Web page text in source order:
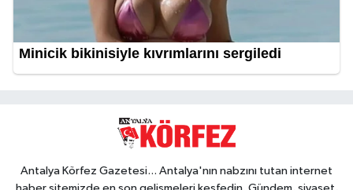
Antalya Körfez Gazetesi... Antalya'nın nabzını tutan internet
haber sitemizde en son gelişmeleri keşfedin. Gündem, siyaset,